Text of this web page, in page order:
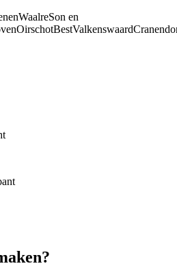
WaalreSon en
OirschotBestValkenswaard